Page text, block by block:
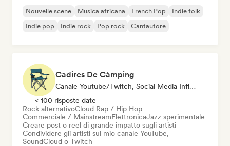
Nouvelle scene Musica africana French Pop
Indie folk
Indie pop
Indie rock Pop rock Cantautore
Cadires De Càmping
Canale Youtube/Twitch, Social Media Influencer
< 100 risposte date
Rock alternativoCloud Rap / Hip Hop
Commerciale / MainstreamElettronicaJazz sperimentale
Creare post o reel di grande impatto sugli artisti
Condividere gli artisti sul mio canale YouTube,
SoundCloud o Twitch